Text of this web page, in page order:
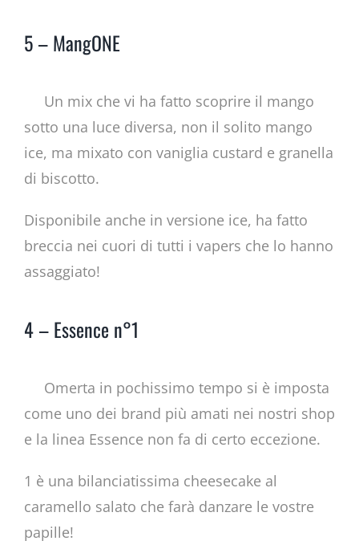
5 – MangONE
Un mix che vi ha fatto scoprire il mango
sotto una luce diversa, non il solito mango
ice, ma mixato con vaniglia custard e granella
di biscotto.
Disponibile anche in versione ice, ha fatto
breccia nei cuori di tutti i vapers che lo hanno
assaggiato!
4 – Essence n°1
Omerta in pochissimo tempo si è imposta
come uno dei brand più amati nei nostri shop
e la linea Essence non fa di certo eccezione.
1 è una bilanciatissima cheesecake al
caramello salato che farà danzare le vostre
papille!